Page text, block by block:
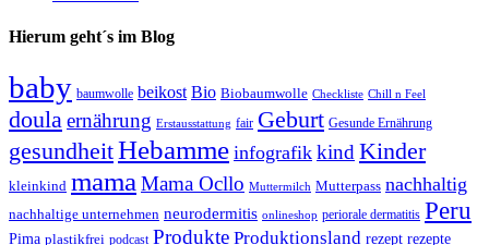
Hierum geht´s im Blog
baby baumwolle beikost Bio Biobaumwolle Checkliste Chill n Feel
doulaernährung Erstausstattung fair Geburt Gesunde Ernährung
gesundheitHebamme infografik kind Kinder
kleinkind mama Mama Ocllo Muttermilch Mutterpass nachhaltig
nachhaltige unternehmen neurodermitis onlineshop periorale dermatitis Peru
Pima plastikfrei podcast Produkte Produktionsland rezept rezepte